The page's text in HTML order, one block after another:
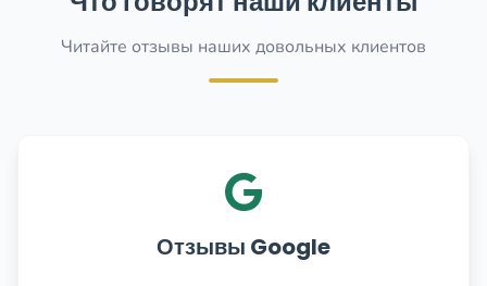
Читайте отзывы наших довольных клиентов
Отзывы Google